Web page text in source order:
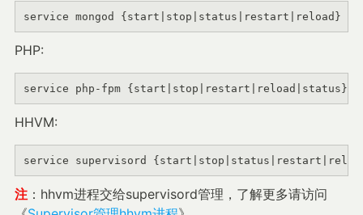
service mongod {start|stop|status|restart|reload}
PHP:
service php-fpm {start stop restart reload status}
HHVM:
service supervisord
注 ：hhvm进程交给supervisord管理，了解更多请访问